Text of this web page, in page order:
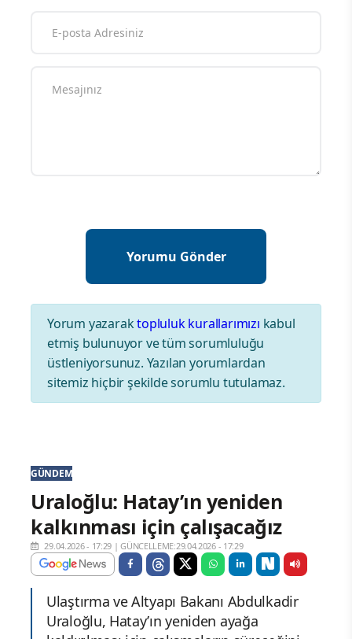
Yorum yazaraktopluluk kurallarımızı kabul
etmiş bulunuyor ve tüm sorumluluğu
üstleniyorsunuz. Yazılan yorumlardan
sitemiz hiçbir şekilde sorumlu tutulamaz.
GÜNDEM
Uraloğlu: Hatay’ın yeniden
kalkınması için çalışacağız
29.04.2026 - 17:29 |GÜNCELLEME:29.04.2026 - 17:29
Ulaştırma ve Altyapı Bakanı Abdulkadir
Uraloğlu, Hatay’ın yeniden ayağa